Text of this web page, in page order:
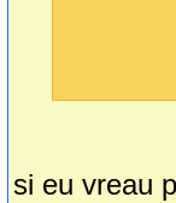
si eu vreau